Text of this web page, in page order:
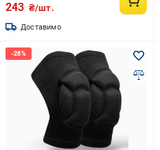
243 ₴/шт.
Доставимо